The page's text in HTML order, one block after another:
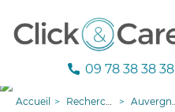
09 78 38 38 38
Accueil Recherche aide à domicile Auvergne-Rhône-Alpes